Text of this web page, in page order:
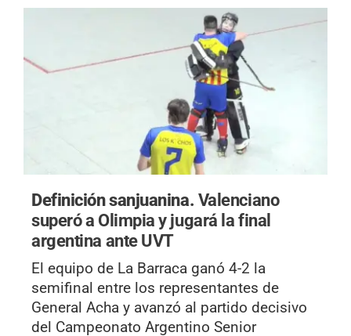
Definición sanjuanina. Valenciano
superó a Olimpia y jugará la final
argentina ante UVT
El equipo de La Barraca ganó 4-2 la
semifinal entre los representantes de
General Acha y avanzó al partido decisivo
del Campeonato Argentino Senior